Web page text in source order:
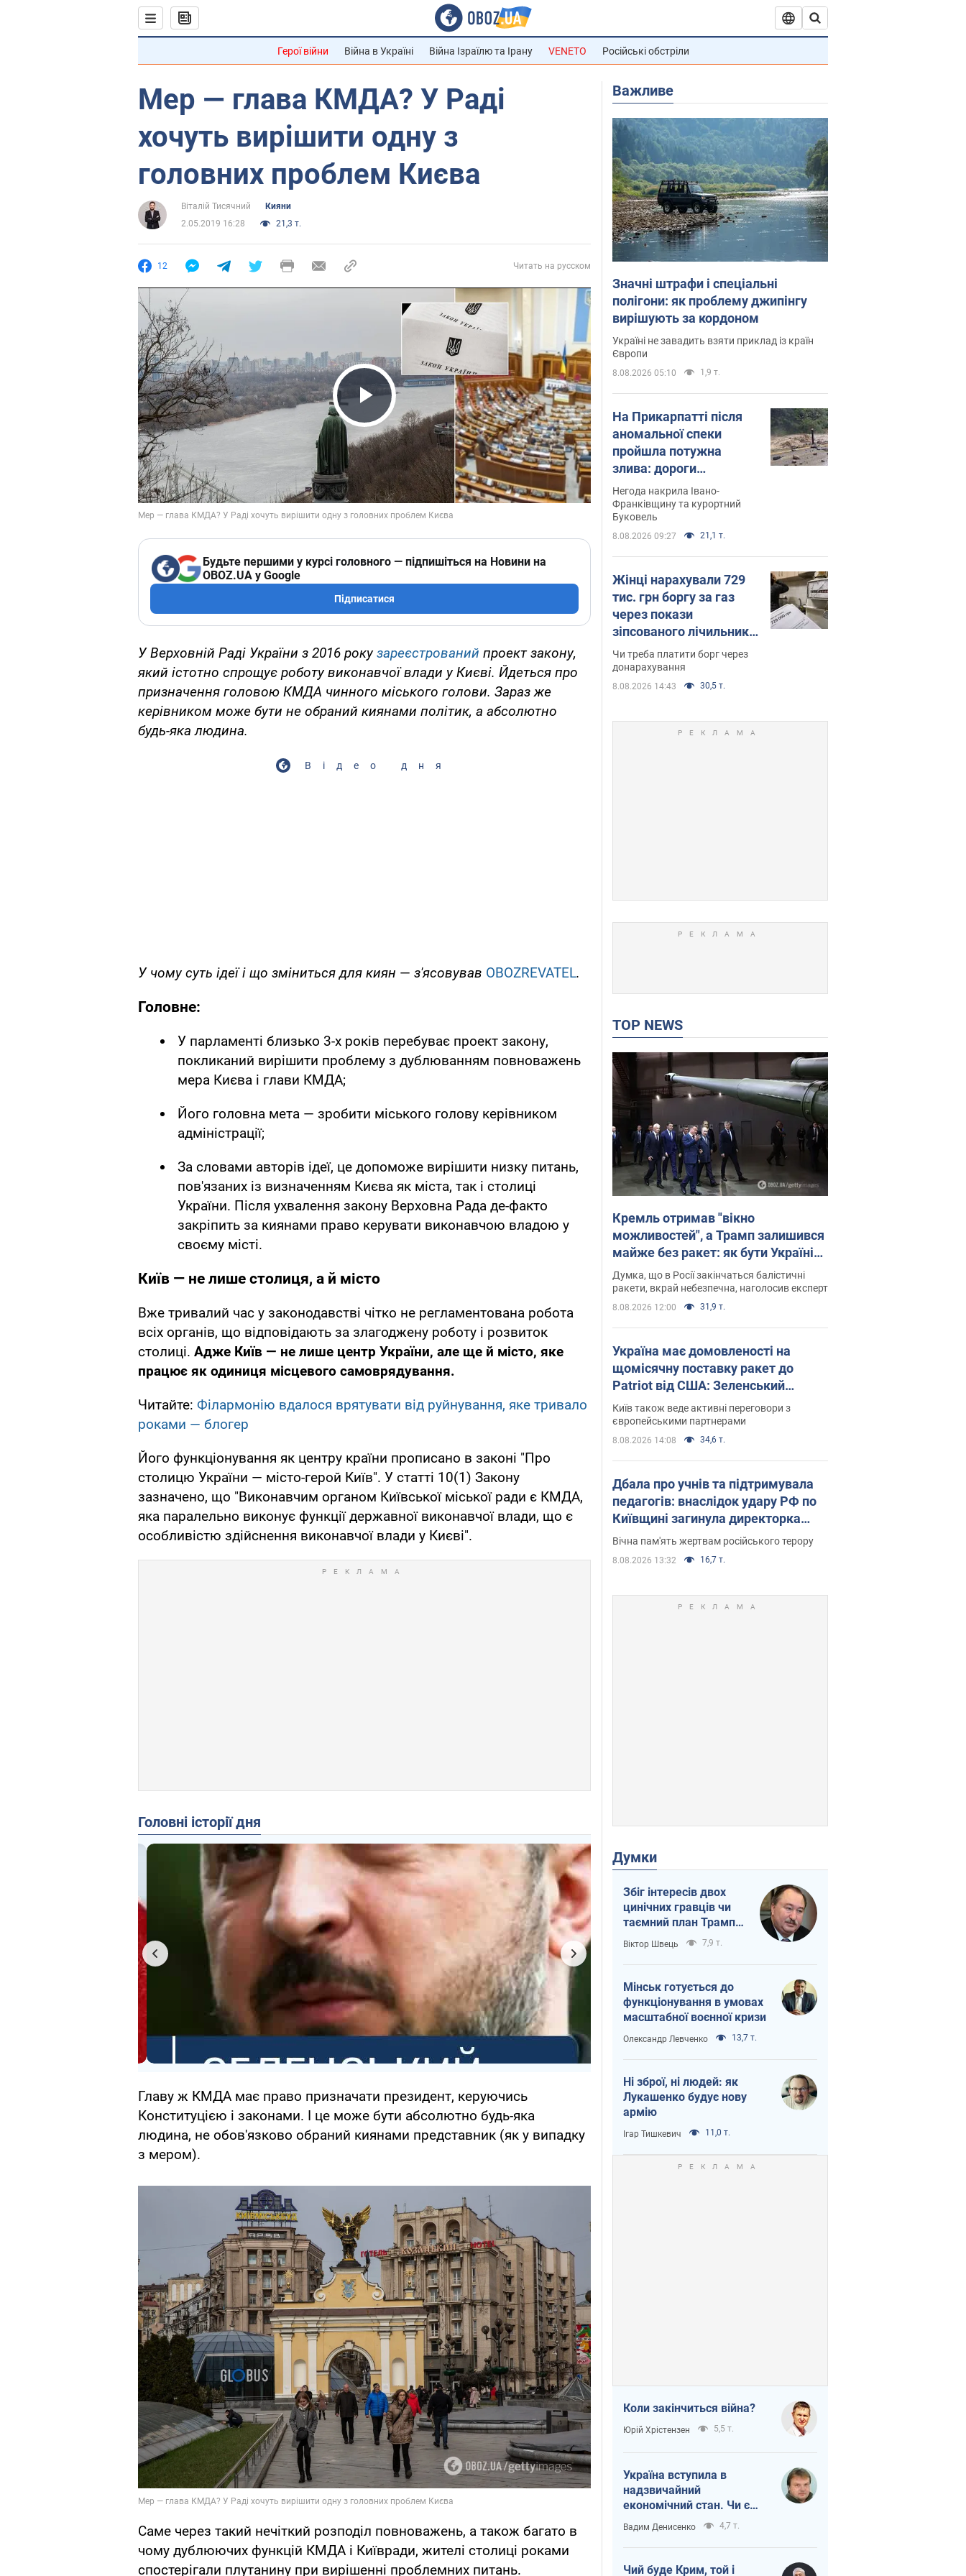
Герої війни Війна в Україні Війна Ізраїлю та Ірану VENETO Російські обстріли
Мер — глава КМДА? У Раді
хочуть вирішити одну з
головних проблем Києва
Віталій Тисячний
Кияни
2.05.2019 16:28
21,3 т.
12 Читать на русском
Play Video
Будьте першими у курсі головного — підпишіться на Новини на
OBOZ.UA у Google
Підписатися
У Верховній Раді України з 2016 рокузареєстрований проект закону,
який істотно спрощує роботу виконавчої влади у Києві. Йдеться про
призначення головою КМДА чинного міського голови. Зараз же
керівником може бути не обраний киянами політик, а абсолютно
будь-яка людина.
Відео дня
У чому суть ідеї і що зміниться для киян — з'ясовував OBOZREVATEL.
Головне:
У парламенті близько 3-х років перебуває проект закону,
покликаний вирішити проблему з дублюванням повноважень
мера Києва і глави КМДА;
Його головна мета — зробити міського голову керівником
адміністрації;
За словами авторів ідеї, це допоможе вирішити низку питань,
пов'язаних із визначенням Києва як міста, так і столиці
України. Після ухвалення закону Верховна Рада де-факто
закріпить за киянами право керувати виконавчою владою у
своєму місті.
Київ — не лише столиця, а й місто
Вже тривалий час у законодавстві чітко не регламентована робота
всіх органів, що відповідають за злагоджену роботу і розвиток
столиці. Адже Київ — не лише центр України, але ще й місто, яке
працює як одиниця місцевого самоврядування.
Читайте: Філармонію вдалося врятувати від руйнування, яке тривало
роками — блогер
Його функціонування як центру країни прописано в законі "Про
столицю України — місто-герой Київ". У статті 10(1) Закону
зазначено, що "Виконавчим органом Київської міської ради є КМДА,
яка паралельно виконує функції державної виконавчої влади, що є
особливістю здійснення виконавчої влади у Києві".
Головні історії дня
Главу ж КМДА має право призначати президент, керуючись
Конституцією і законами. І це може бути абсолютно будь-яка
людина, не обов'язково обраний киянами представник (як у випадку
з мером).
Саме через такий нечіткий розподіл повноважень, а також багато в
чому дублюючих функцій КМДА і Київради, жителі столиці роками
спостерігали плутанину при вирішенні проблемних питань.
Важливе
Значні штрафи і спеціальні
полігони: як проблему джипінгу
вирішують за кордоном
Україні не завадить взяти приклад із країн
Європи
8.08.2026 05:10 1,9 т.
На Прикарпатті після
аномальної спеки
пройшла потужна
злива: дороги
перетворились на
річки. Відео
Негода накрила Івано-
Франківщину та курортний
Буковель
8.08.2026 09:27 21,1 т.
Жінці нарахували 729
тис. грн боргу за газ
через покази
зіпсованого лічильника:
суддя ухвалив
неочікуване рішення
Чи треба платити борг через
донарахування
8.08.2026 14:43 30,5 т.
TOP NEWS
Кремль отримав "вікно
можливостей", а Трамп залишився
майже без ракет: як бути Україні?
Інтерв’ю з Мельником
Думка, що в Росії закінчаться балістичні
ракети, вкрай небезпечна, наголосив експерт
8.08.2026 12:00 31,9 т.
Україна має домовленості на
щомісячну поставку ракет до
Patriot від США: Зеленський
розкрив подробиці
Київ також веде активні переговори з
європейськими партнерами
8.08.2026 14:08 34,6 т.
Дбала про учнів та підтримувала
педагогів: внаслідок удару РФ по
Київщині загинула директорка
київського ліцею, її чоловік та онук
Вічна пам'ять жертвам російського терору
8.08.2026 13:32 16,7 т.
Думки
Збіг інтересів двох
цинічних гравців чи
таємний план Трампа
і Путіна?
Віктор Швець 7,9 т.
Мінськ готується до
функціонування в умовах
масштабної воєнної кризи
Олександр Левченко 13,7 т.
Ні зброї, ні людей: як
Лукашенко будує нову
армію
Ігар Тишкевич 11,0 т.
Коли закінчиться війна?
Юрій Хрістензен 5,5 т.
Україна вступила в
надзвичайний
економічний стан. Чи є
світло вкінці тунелю?
Вадим Денисенко 4,7 т.
Чий буде Крим, той і